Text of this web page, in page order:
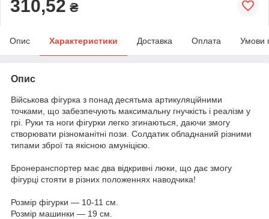
310,52 ₴
Опис Характеристики Доставка Оплата Умови
Опис
Військова фігурка з понад десятьма артикуляційними
точками, що забезпечують максимальну гнучкість і реалізм у
грі. Руки та ноги фігурки легко згинаються, даючи змогу
створювати різноманітні пози. Солдатик обладнаний різними
типами зброї та якісною амуніцією.
Бронеранспортер має два відкривні люки, що дає змогу
фігурці стояти в різних положеннях наводчика!
Розмір фігурки — 10-11 см.
Розмір машинки — 19 см.